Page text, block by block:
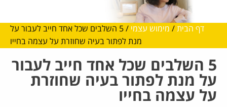
דף הבית / מימוש עצמי /
5 השלבים שכל אחד חייב לעבור על
מנת לפתור בעיה שחוזרת על עצמה בחייו
5 השלבים שכל אחד חייב לעבור
על מנת לפתור בעיה שחוזרת
על עצמה בחייו